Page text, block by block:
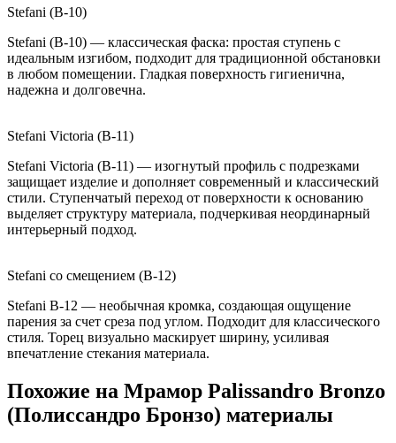
Stefani (B-10)
Stefani (B-10) — классическая фаска: простая ступень с
идеальным изгибом, подходит для традиционной обстановки
в любом помещении. Гладкая поверхность гигиенична,
надежна и долговечна.
Stefani Victoria (B-11)
Stefani Victoria (B-11) — изогнутый профиль с подрезками
защищает изделие и дополняет современный и классический
стили. Ступенчатый переход от поверхности к основанию
выделяет структуру материала, подчеркивая неординарный
интерьерный подход.
Stefani со смещением (B-12)
Stefani B-12 — необычная кромка, создающая ощущение
парения за счет среза под углом. Подходит для классического
стиля. Торец визуально маскирует ширину, усиливая
впечатление стекания материала.
Похожие на Мрамор Palissandro Bronzo
(Полиссандро Бронзо) материалы